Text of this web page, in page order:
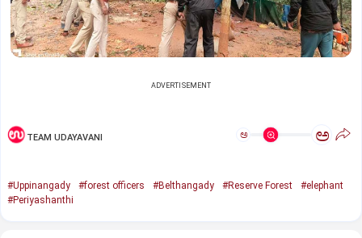
ADVERTISEMENT
TEAM UDAYAVANI ಅ ಅ
#Uppinangady #forest officers #Belthangady #Reserve Forest
#elephant
#Periyashanthi